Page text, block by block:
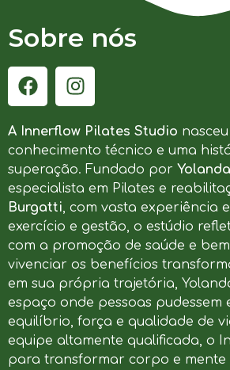
Sobre nós
A Innerflow Pilates Studio
conhecimento técnico e uma
superação. Fundado por
especialista em Pilates e
Burgatti, com vasta experiência
exercício e gestão, o estúdio
com a promoção de saúde e
vivenciar os benefícios
em sua própria trajetória,
espaço onde pessoas pudessem
equilíbrio, força e qualidade de
equipe altamente qualificada, o
para transformar corpo e mente